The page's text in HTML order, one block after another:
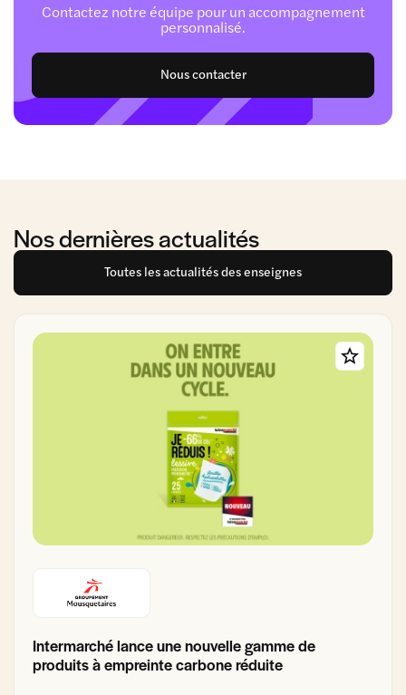
Contactez notre équipe pour un accompagnement
personnalisé.
Nous contacter
Nos dernières actualités
Toutes les actualités des enseignes
Intermarché lance une nouvelle gamme de
produits à empreinte carbone réduite